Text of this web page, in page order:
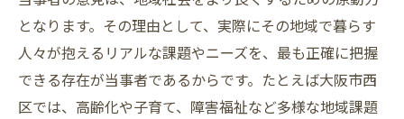
となります。その理由として、実際にその地域で暮らす
人々が抱えるリアルな課題やニーズを、最も正確に把握
できる存在が当事者であるからです。たとえば大阪市西
区では、高齢化や子育て、障害福祉など多様な地域課題